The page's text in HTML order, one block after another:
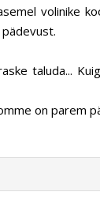
volinike
taluda...
on parem